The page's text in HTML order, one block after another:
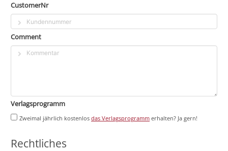
CustomerNr
Comment
Verlagsprogramm
Zweimal jährlich kostenlos das Verlagsprogramm erhalten? Ja gern!
Rechtliches